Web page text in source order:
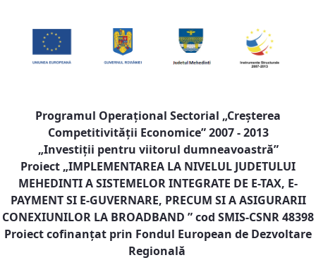
Programul Operaţional Sectorial „Creşterea
Competitivităţii Economice” 2007 - 2013
„Investiţii pentru viitorul dumneavoastră”
Proiect „IMPLEMENTAREA LA NIVELUL JUDETULUI
MEHEDINTI A SISTEMELOR INTEGRATE DE E-TAX, E-
PAYMENT SI E-GUVERNARE, PRECUM SI A ASIGURARII
CONEXIUNILOR LA BROADBAND ” cod SMIS-CSNR 48398
Proiect cofinanţat prin Fondul European de Dezvoltare
Regională